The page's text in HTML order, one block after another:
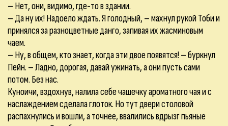
– Нет, они, видимо, где-то в здании.
– Да ну их! Надоело ждать. Я голодный, – махнул рукой Тоби и
принялся за разноцветные данго, запивая их жасминовым
чаем.
– Ну, в общем, кто знает, когда эти двое появятся! – буркнул
Пейн. – Ладно, дорогая, давай ужинать, а они пусть сами
потом. Без нас.
Куноичи, вздохнув, налила себе чашечку ароматного чая и с
наслаждением сделала глоток. Но тут двери столовой
распахнулись и вошли, а точнее, ввалились вдрызг пьяные